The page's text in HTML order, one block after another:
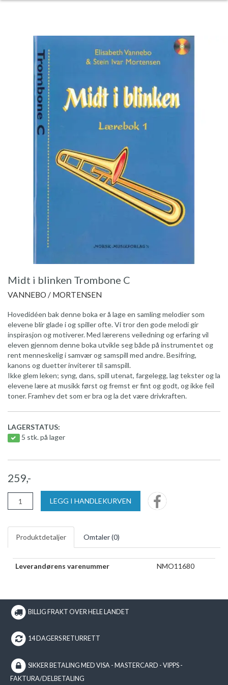
Midt i blinken Trombone C
VANNEBO / MORTENSEN
Hovedidéen bak denne boka er å lage en samling melodier som
elevene blir glade i og spiller ofte. Vi tror den gode melodi gir
inspirasjon og motiverer. Med lærerens veiledning og erfaring vil
eleven gjennom denne boka utvikle seg både på instrumentet og
rent menneskelig i samvær og samspill med andre. Besifring,
kanons og duetter inviterer til samspill.
Ikke glem leken; syng, dans, spill utenat, fargelegg, lag tekster og la
elevene lære at musikk først og fremst er fint og godt, og ikke feil
toner. Framhev det som er bra og la det være drivkraften.
LAGERSTATUS:
5 stk. på lager
259,-
LEGG I HANDLEKURVEN
Produktdetaljer Omtaler (0)
Leverandørens varenummer NMO11680
BILLIG FRAKT OVER HELE LANDET
14 DAGERS RETURRETT
SIKKER BETALING MED VISA - MASTERCARD - VIPPS -
FAKTURA/DELBETALING